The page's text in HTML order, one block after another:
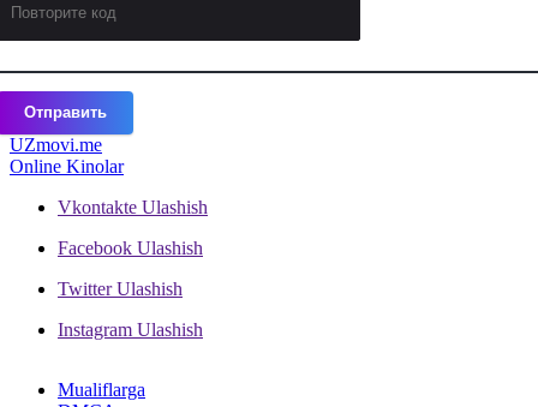
Отправить
UZmovi.me
Online Kinolar
Vkontakte Ulashish
Facebook Ulashish
Twitter Ulashish
Instagram Ulashish
Mualiflarga